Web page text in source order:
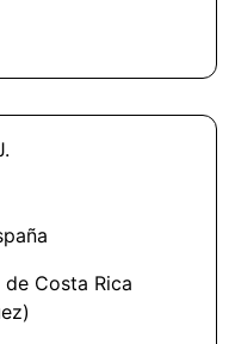
Costa Rica